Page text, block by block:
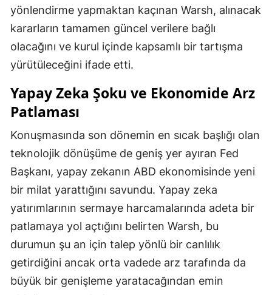
yönlendirme yapmaktan kaçınan Warsh, alınacak
kararların tamamen güncel verilere bağlı
olacağını ve kurul içinde kapsamlı bir tartışma
yürütüleceğini ifade etti.
Yapay Zeka Şoku ve Ekonomide Arz
Patlaması
Konuşmasında son dönemin en sıcak başlığı olan
teknolojik dönüşüme de geniş yer ayıran Fed
Başkanı, yapay zekanın ABD ekonomisinde yeni
bir milat yarattığını savundu. Yapay zeka
yatırımlarının sermaye harcamalarında adeta bir
patlamaya yol açtığını belirten Warsh, bu
durumun şu an için talep yönlü bir canlılık
getirdiğini ancak orta vadede arz tarafında da
büyük bir genişleme yaratacağından emin